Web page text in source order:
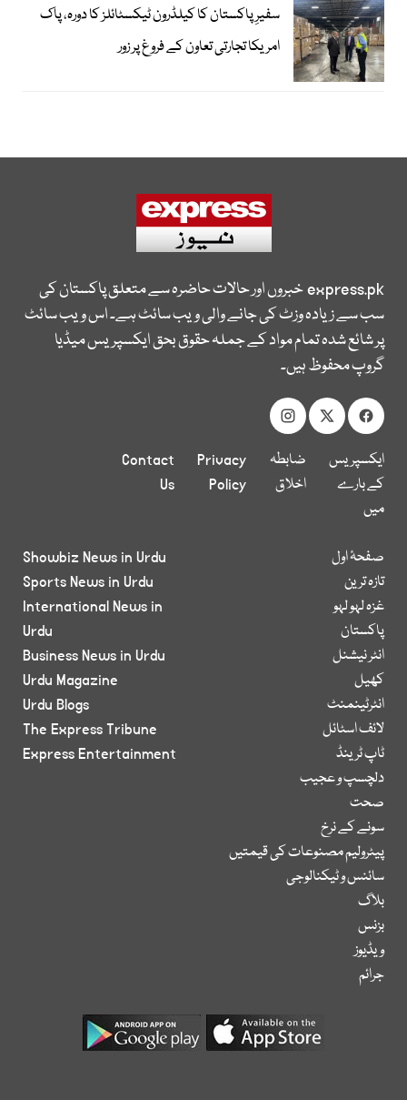
سفیرِ پاکستان کا کیلڈرون ٹیکسٹائلز کا دورہ، پاک
امریکا تجارتی تعاون کے فروغ پر زور
express.pkخبروں اور حالات حاضرہ سے متعلق پاکستان کی
سب سے زیادہ وزٹ کی جانے والی ویب سائٹ ہے۔ اس ویب سائٹ
پر شائع شدہ تمام مواد کے جملہ حقوق بحق ایکسپریس میڈیا
گروپ محفوظ ہیں۔
ایکسپریس
کے بارے
میں
ضابطہ
اخلاق
Privacy
Policy
Contact
Us
صفحۂ اول
تازہ ترین
غزہ لہو لہو
پاکستان
انٹر نیشنل
کھیل
انٹرٹینمنٹ
لائف اسٹائل
ٹاپ ٹرینڈ
دلچسپ و عجیب
صحت
سونے کے نرخ
پیٹرولیم مصنوعات کی قیمتیں
سائنس و ٹیکنالوجی
بلاگ
بزنس
ویڈیوز
جرائم
Showbiz News in Urdu
Sports News in Urdu
International News in
Urdu
Business News in Urdu
Urdu Magazine
Urdu Blogs
The Express Tribune
Express Entertainment